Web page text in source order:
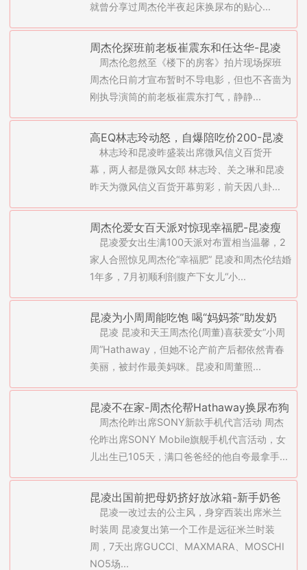
就曾分享过周杰伦半夜起床换尿布的贴心...
周杰伦探班前老板崔震东和任达华-昆凌
叫女儿“妹妹”？(图)
周杰伦忽然至《楼下的房客》拍片现场探班
周杰伦日前才宣布暂时不导电影，但也不吝啬为
刚执导演筒的前老板崔震东打气，静静...
高EQ林志玲动怒，自爆陪吃价200-昆凌
自诩比周杰伦厉害(图)
林志玲和昆凌昨盛装出席微风信义百货开
幕，两人都是微风女郎 林志玲、关之琳和昆凌
昨天为微风信义百货开幕剪彩，前天因八卦...
周杰伦爱女百天派对惊现幸福肥-昆凌瘦
回原形计划第2胎(图)
昆凌爱女出生满100天派对布置相当温馨，2
家人合照惊见周杰伦“幸福肥” 昆凌和周杰伦结婚
1年多，7月初顺利剖腹产下女儿“小...
昆凌为小周周能吃饱 喝“妈妈茶”助发奶
昆凌 昆凌和天王周杰伦(周董)喜获爱女“小周
周”Hathaway，但她不论产前产后都依然青春
美丽，被封作最美妈咪。昆凌和周董照...
昆凌不在家-周杰伦帮Hathaway换尿布狗
狗上来咬她很崩溃(图)
周杰伦昨出席SONY新款手机代言活动 周杰
伦昨出席SONY Mobile旗舰手机代言活动，女
儿出生已105天，满口爸爸经的他自夸最拿手...
昆凌出国前把母奶挤好放冰箱-新手奶爸
周杰伦搞不定求救岳母(图)
昆凌一改过去的公主风，身穿西装出席米兰
时装周 昆凌复出第一个工作是远征米兰时装
周，7天出席GUCCI、MAXMARA、MOSCHI
NO5场...